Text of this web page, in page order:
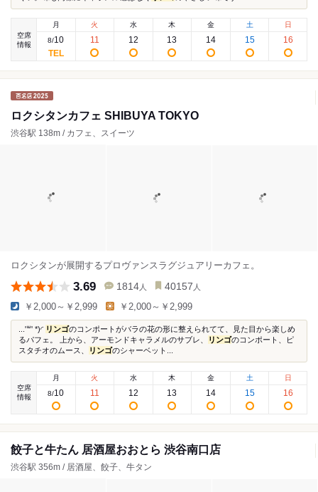
空席
情報
月
8/10
火
11
水
12
木
13
金
14
土
15
日
16
ロクシタンカフェ SHIBUYA TOKYO
渋谷駅 138m / カフェ、スイーツ
ロクシタンが展開するプロヴァンスラグジュアリーカフェ。
3.69 1814 人 40157 人
￥2,000～￥2,999 ￥2,000～￥2,999
...'꒳' *)◜ リンゴのコンポートがバラの花の形に整えられてて、見た目から楽しめ
るパフェ。 上から、アーモンドキャラメルのサブレ、
リンゴのコンポート、ピ
スタチオのムース、
リンゴのシャーベット...
空席
情報
月
8/10
火
11
水
12
木
13
金
14
土
15
日
16
餃子と牛たん 居酒屋おおとら 渋谷南口店
渋谷駅 356m / 居酒屋、餃子、牛タン